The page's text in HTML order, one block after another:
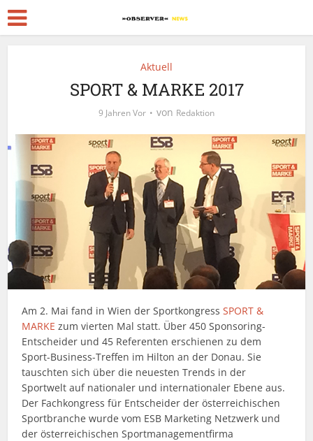
Aktuell
SPORT & MARKE 2017
9 Jahren Vor von Redaktion
Am 2. Mai fand in Wien der SportkongressSPORT &
MARKE zum vierten Mal statt. Über 450 Sponsoring-
Entscheider und 45 Referenten erschienen zu dem
Sport-Business-Treffen im Hilton an der Donau. Sie
tauschten sich über die neuesten Trends in der
Sportwelt auf nationaler und internationaler Ebene aus.
Der Fachkongress für Entscheider der österreichischen
Sportbranche wurde vom ESB Marketing Netzwerk und
der österreichischen Sportmanagementfirma